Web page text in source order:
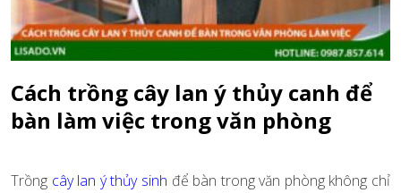
Cách trồng cây lan ý thủy canh để
bàn làm việc trong văn phòng
Trồng cây lan ý thủy sinh để bàn trong văn phòng không chỉ